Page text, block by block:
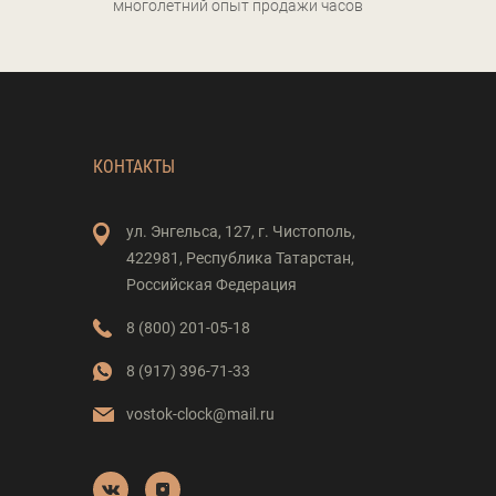
многолетний опыт продажи часов
КОНТАКТЫ
ул. Энгельса, 127, г. Чистополь,
422981, Республика Татарстан,
Российская Федерация
8 (800) 201-05-18
8 (917) 396-71-33
vostok-clock@mail.ru